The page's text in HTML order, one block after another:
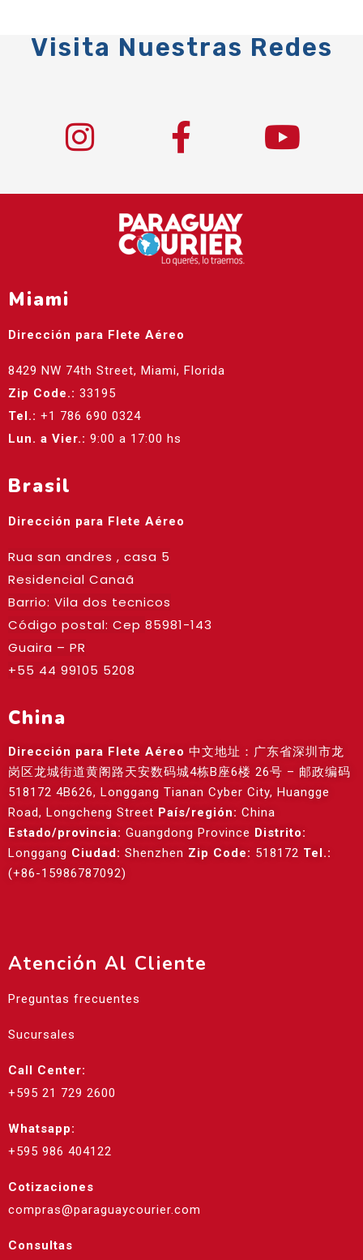
Visita Nuestras Redes
Miami
Dirección para Flete Aéreo
8429 NW 74th Street, Miami, Florida
Zip Code.: 33195
Tel.: +1 786 690 0324
Lun. a Vier.: 9:00 a 17:00 hs
Brasil
Dirección para Flete Aéreo
Rua san andres , casa 5
Residencial Canaã
Barrio: Vila dos tecnicos
Código postal: Cep 85981-143
Guaira – PR
+55 44 99105 5208
China
Dirección para Flete Aéreo 中文地址：广东省深圳市龙
岗区龙城街道黄阁路天安数码城4栋B座6楼 26号 – 邮政编码
518172 4B626, Longgang Tianan Cyber City, Huangge
Road, Longcheng Street País/región: China
Estado/provincia: Guangdong Province Distrito:
Longgang Ciudad: Shenzhen Zip Code: 518172 Tel.:
(+86-15986787092)
Atención Al Cliente
Preguntas frecuentes
Sucursales
Call Center:
+595 21 729 2600
Whatsapp:
+595 986 404122
Cotizaciones
compras@paraguaycourier.com
Consultas